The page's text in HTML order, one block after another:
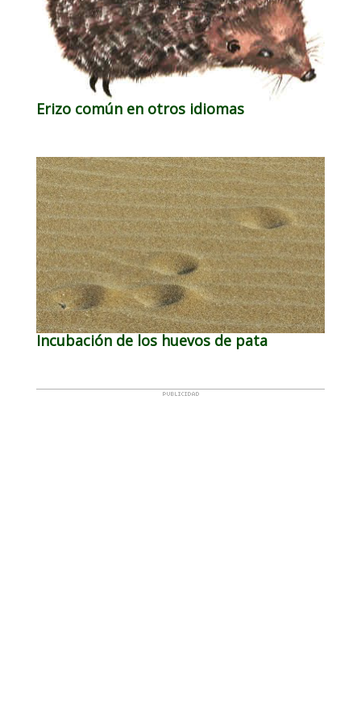
Erizo común en otros idiomas
Incubación de los huevos de pata